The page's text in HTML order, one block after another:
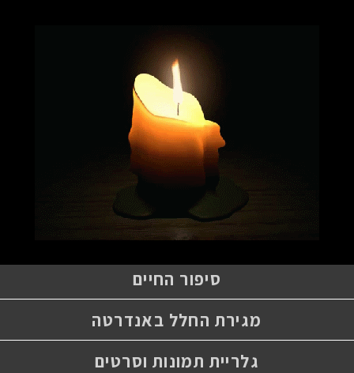
סיפור החיים
מגירת החלל באנדרטה
גלריית תמונות וסרטים